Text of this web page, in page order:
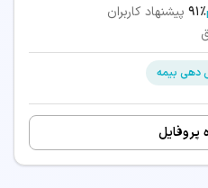
91٪ پیشنهاد کاربران
بیمه
پروفایل